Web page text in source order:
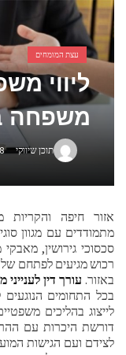
אשפוז פסיכיאטרי ביתי:
עצת המומחים
ליווי
משפחה
תוכן שיווקי 8 פברואר, 2026
אזור חיפה והקריות
מתמודדים עם מגוון
סכסוכי גירושין,
רכוש מגיעים לפתחם של
באזור. עורך דין
בכל התחומים
לייצוג בהליכים
דורשת היכרות עם
לצידם ועם הגישות